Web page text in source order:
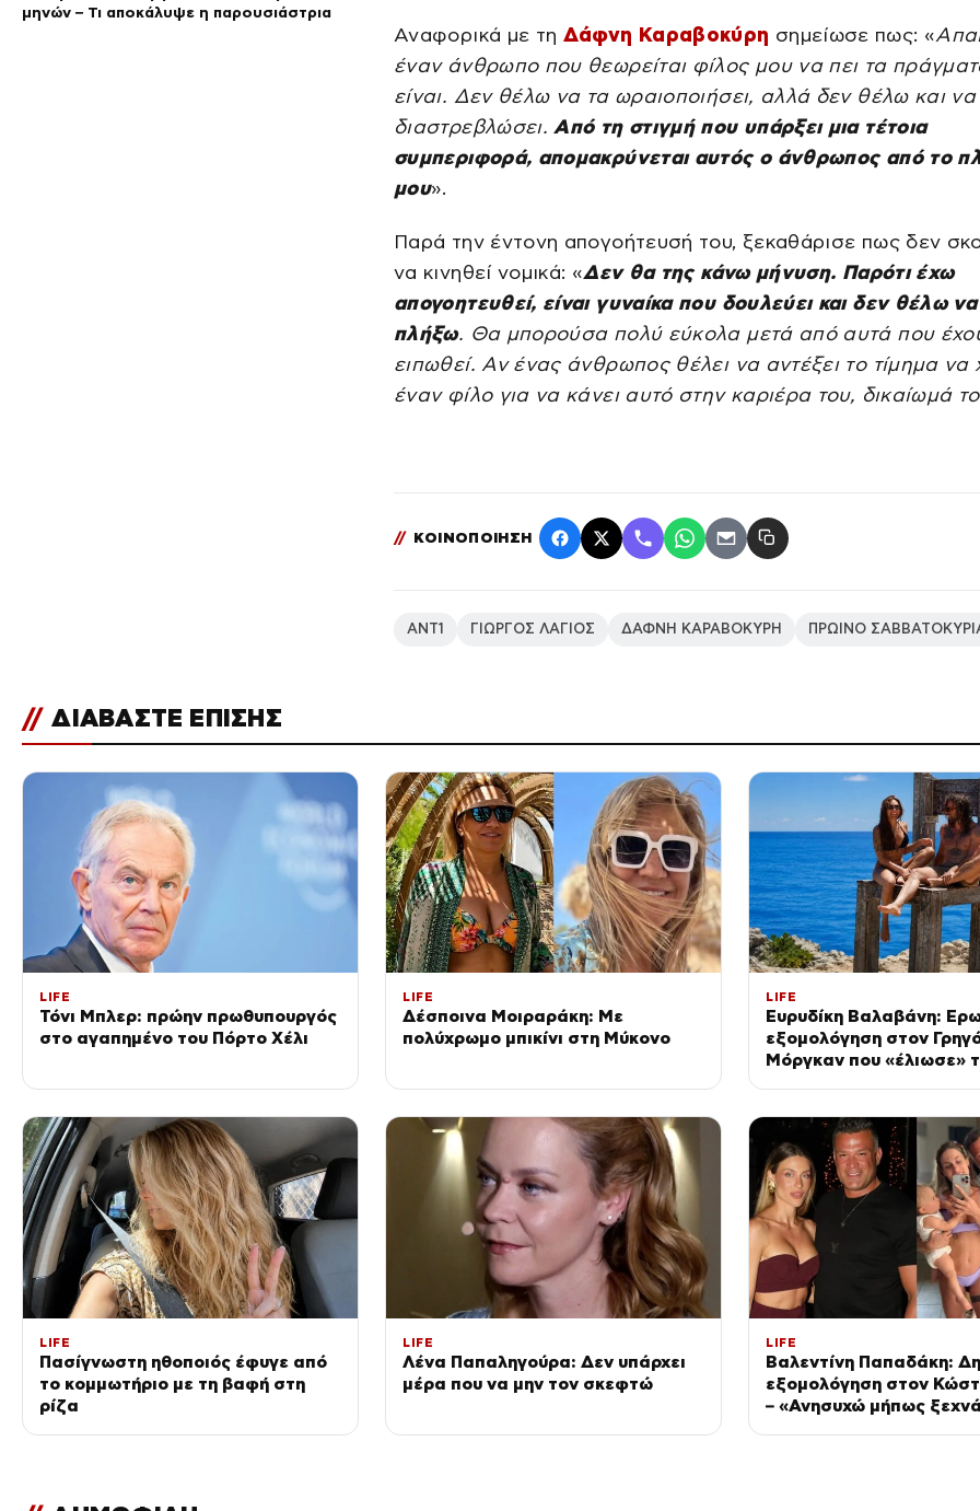
μηνών – Τι αποκάλυψε η παρουσιάστρια
Αναφορικά με τη Δάφνη Καραβοκύρη σημείωσε πως: «
έναν άνθρωπο που θεωρείται φίλος μου να πει τα
είναι. Δεν θέλω να τα ωραιοποιήσει, αλλά δεν θέλω και να
διαστρεβλώσει. Από τη στιγμή που υπάρξει μια τέτοια
συμπεριφορά, απομακρύνεται αυτός ο άνθρωπος από το
μου».
Παρά την έντονη απογοήτευσή του, ξεκαθάρισε πως δεν
να κινηθεί νομικά: «Δεν θα της κάνω μήνυση. Παρότι έχω
απογοητευθεί, είναι γυναίκα που δουλεύει και δεν θέλω
πλήξω. Θα μπορούσα πολύ εύκολα μετά από αυτά που
ειπωθεί. Αν ένας άνθρωπος θέλει να αντέξει το τίμημα να
έναν φίλο για να κάνει αυτό στην καριέρα του, δικαίωμά
// ΚΟΙΝΟΠΟΙΗΣΗ
ΑΝΤ1 ΓΙΩΡΓΟΣ ΛΑΓΙΟΣ ΔΑΦΝΗ ΚΑΡΑΒΟΚΥΡΗ ΠΡΩΙΝΟ
// ΔΙΑΒΑΣΤΕ ΕΠΙΣΗΣ
LIFE
Τόνι Μπλερ: πρώην πρωθυπουργός
στο αγαπημένο του Πόρτο Χέλι
LIFE
Δέσποινα Μοιραράκη: Με
πολύχρωμο μπικίνι στη Μύκονο
LIFE
Ευρυδίκη Βαλαβάνη:
εξομολόγηση στον
Μόργκαν που «έλιωσε»
LIFE
Πασίγνωστη ηθοποιός έφυγε από
το κομμωτήριο με τη βαφή στη
ρίζα
LIFE
Λένα Παπαληγούρα: Δεν υπάρχει
μέρα που να μην τον σκεφτώ
LIFE
Βαλεντίνη Παπαδάκη:
εξομολόγηση στον
– «Ανησυχώ μήπως